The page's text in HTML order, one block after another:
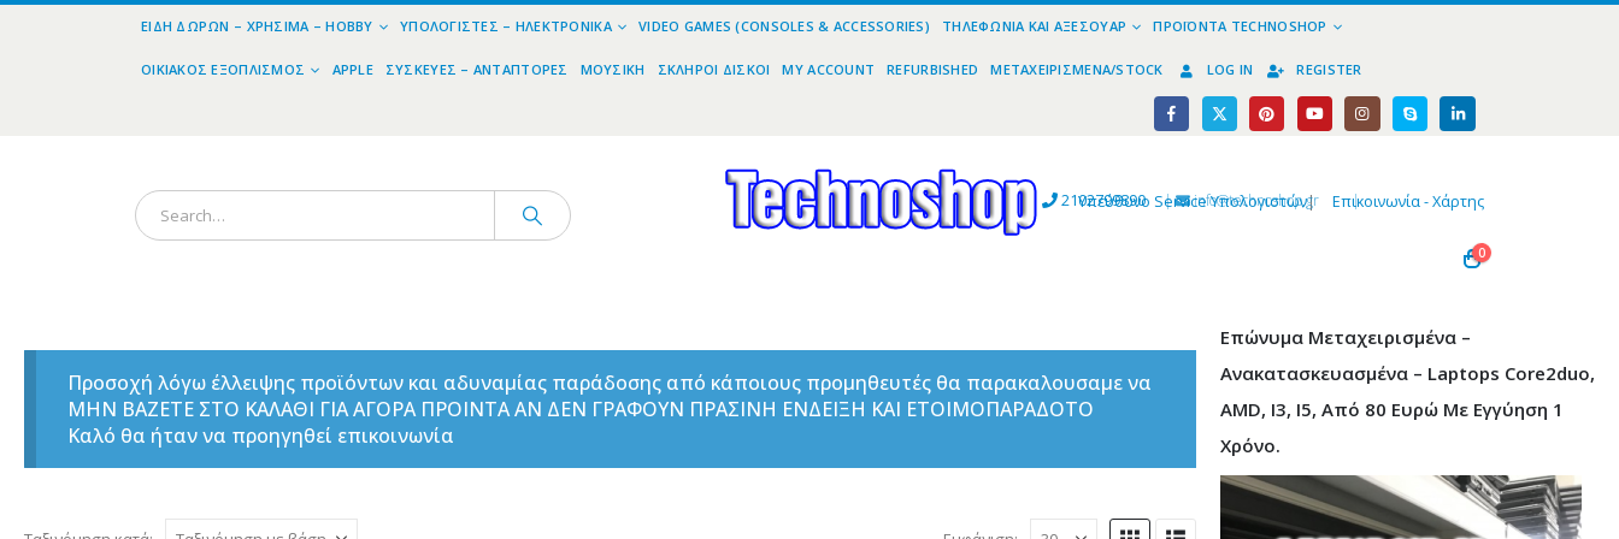
ΕΊΔΗ ΔΏΡΩΝ – ΧΡΉΣΙΜΑ – HOBBY ΥΠΟΛΟΓΙΣΤΈΣ – ΗΛΕΚΤΡΟΝΙΚΆ VIDEO GAMES (CONSOLES & ACCESSORIES) ΤΗΛΕΦΩΝΊΑ ΚΑΙ ΑΞΕΣΟΥΆΡ ΠΡΟΪΌΝΤΑ TECHNOSHOP
ΟΙΚΙΑΚΌΣ ΕΞΟΠΛΙΣΜΌΣ APPLE ΣΥΣΚΕΥΈΣ – ΑΝΤΆΠΤΟΡΕΣ ΜΟΥΣΙΚΉ ΣΚΛΗΡΟΊ ΔΊΣΚΟΙ MY ACCOUNT REFURBISHED ΜΕΤΑΧΕΙΡΙΣΜΈΝΑ/STOCK LOG IN REGISTER
2102799890 | info@technoshop,gr |
Υπεύθυνο Service Υπολογιστών| Επικοινωνία - Χάρτης
0
Προσοχή λόγω έλλειψης προϊόντων και αδυναμίας παράδοσης από κάποιους προμηθευτές θα παρακαλουσαμε να
ΜΗΝ ΒΑΖΕΤΕ ΣΤΟ ΚΑΛΑΘΙ ΓΙΑ ΑΓΟΡΑ ΠΡΟΙΝΤΑ ΑΝ ΔΕΝ ΓΡΑΦΟΥΝ ΠΡΑΣΙΝΗ ΕΝΔΕΙΞΗ ΚΑΙ ΕΤΟΙΜΟΠΑΡΑΔΟΤΟ
Καλό θα ήταν να προηγηθεί επικοινωνία
Επώνυμα Μεταχειρισμένα –
Ανακατασκευασμένα – Laptops Core2duo,
AMD, I3, I5, Από 80 Ευρώ Με Εγγύηση 1
Χρόνο.